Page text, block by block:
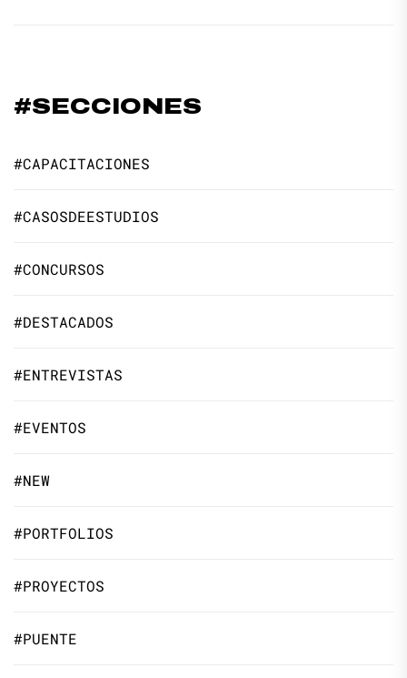
#SECCIONES
#CAPACITACIONES
#CASOSDEESTUDIOS
#CONCURSOS
#DESTACADOS
#ENTREVISTAS
#EVENTOS
#NEW
#PORTFOLIOS
#PROYECTOS
#PUENTE